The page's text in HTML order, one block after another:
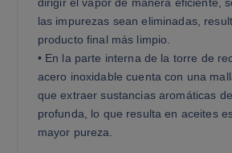
las impurezas sean eliminadas,
producto final más limpio.
• En la parte interna de la torre de
acero inoxidable cuenta con una
que extraer sustancias aromáticas
profunda, lo que resulta en aceites
mayor pureza.